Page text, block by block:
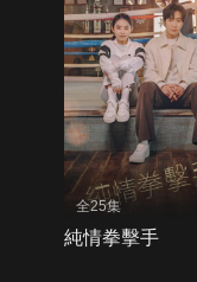
全25集
純情拳擊手